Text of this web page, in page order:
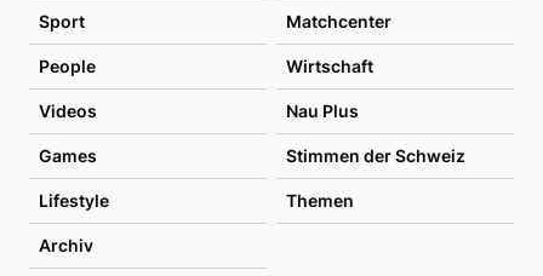
Sport Matchcenter
People Wirtschaft
Videos Nau Plus
Games Stimmen der Schweiz
Lifestyle Themen
Archiv